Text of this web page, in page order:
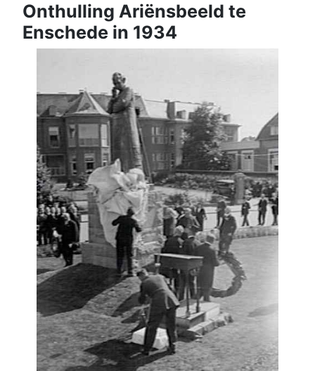
Onthulling Ariënsbeeld te
Enschede in 1934